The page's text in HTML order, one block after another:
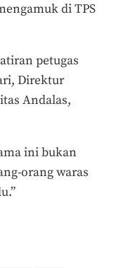
di TPS
petugas
Direktur
Andalas,
ini bukan
orang waras